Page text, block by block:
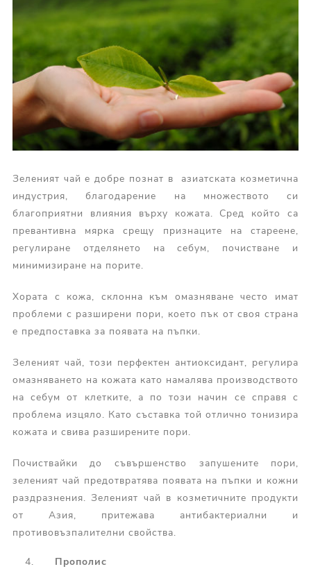
Зеленият чай е добре познат в азиатската козметична
индустрия, благодарение на множеството си
благоприятни влияния върху кожата. Сред който са
превантивна мярка срещу признаците на стареене,
регулиране отделянето на себум, почистване и
минимизиране на порите.
Хората с кожа, склонна към омазняване често имат
проблеми с разширени пори, което пък от своя страна
е предпоставка за появата на пъпки.
Зеленият чай, този перфектен антиоксидант, регулира
омазняването на кожата като намалява производството
на себум от клетките, а по този начин се справя с
проблема изцяло. Като съставка той отлично тонизира
кожата и свива разширените пори.
Почиствайки до съвършенство запушените пори,
зеленият чай предотвратява появата на пъпки и кожни
раздразнения. Зеленият чай в козметичните продукти
от Азия, притежава антибактериални и
противовъзпалителни свойства.
Прополис